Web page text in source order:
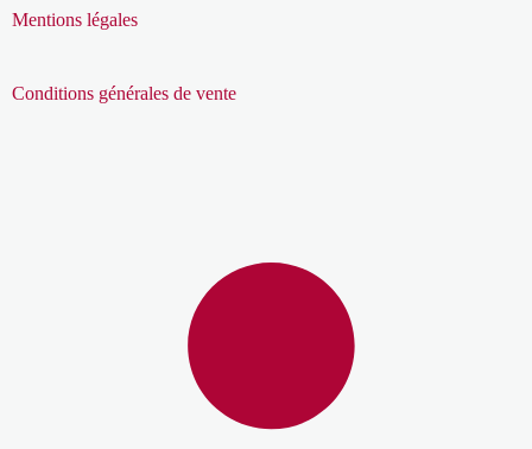
Mentions légales
Conditions générales de vente